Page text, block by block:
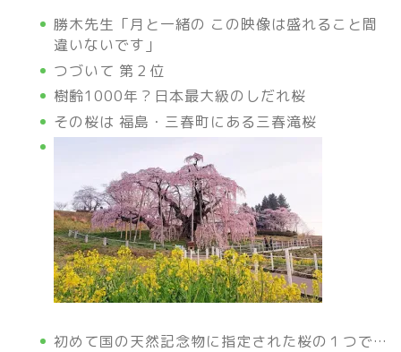
勝木先生「月と一緒の この映像は盛れること間
違いないです」
つづいて 第２位
樹齢1000年？日本最大級のしだれ桜
その桜は 福島・三春町にある三春滝桜
初めて国の天然記念物に指定された桜の１つで…